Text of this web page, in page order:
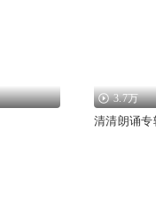
3.7万
清清朗诵专